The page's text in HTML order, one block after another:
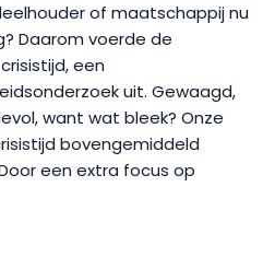
of maatschappij nu
Daarom voerde de
een
uit. Gewaagd,
want wat bleek? Onze
bovengemiddeld
een extra focus op